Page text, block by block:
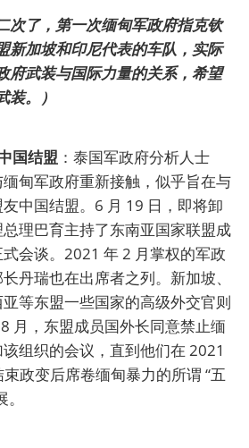
次了，第一次缅甸军政府指克钦
新加坡和印尼代表的车队，实际
府武装与国际力量的关系，希望
装。）
国结盟 ：泰国军政府分析人士
甸军政府重新接触，似乎旨在与
中国结盟。6 月 19 日，即将卸
理巴育主持了东南亚国家联盟成
会谈。2021 年 2 月掌权的军政
丹瑞也在出席者之列。新加坡、
等东盟一些国家的高级外交官则
月，东盟成员国外长同意禁止缅
组织的会议，直到他们在 2021
政变后席卷缅甸暴力的所谓 “五